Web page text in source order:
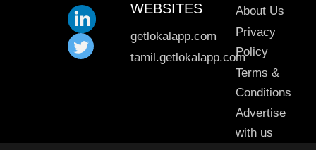
WEBSITES
getlokalapp.com
tamil.getlokalapp.com
About Us
Privacy
Policy
Terms &
Conditions
Advertise
with us